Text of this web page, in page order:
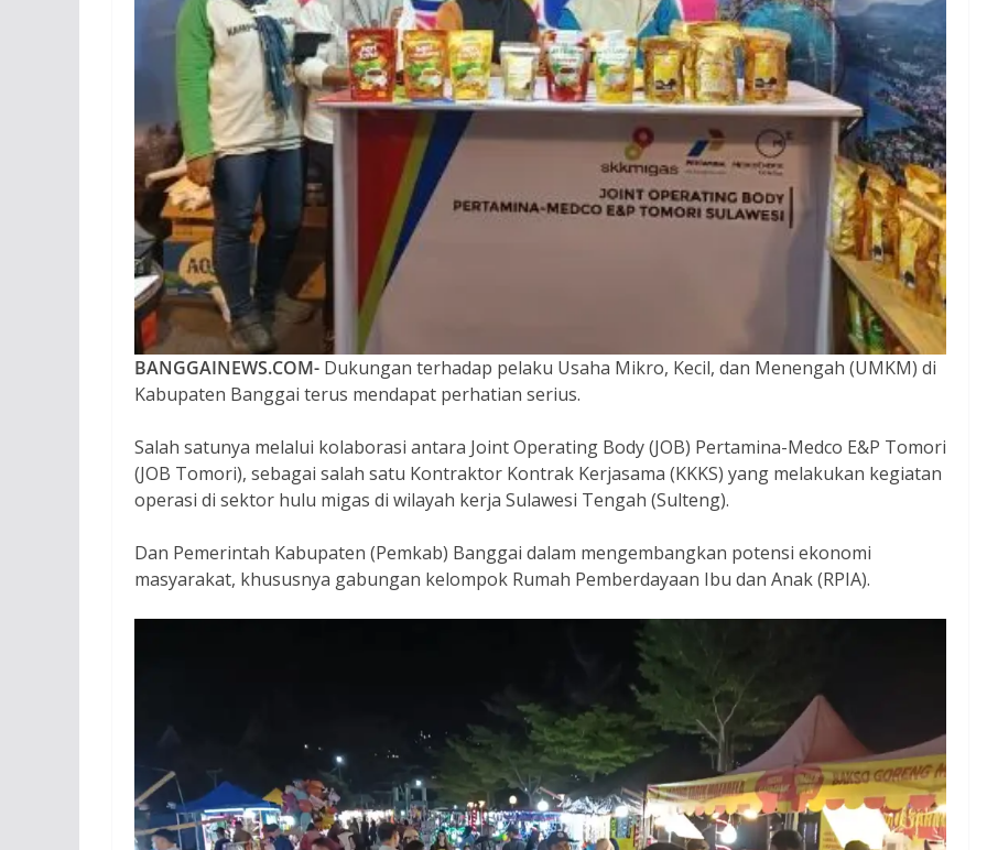
BANGGAINEWS.COM- Dukungan terhadap pelaku Usaha Mikro, Kecil, dan Menengah (UMKM) di
Kabupaten Banggai terus mendapat perhatian serius.
Salah satunya melalui kolaborasi antara Joint Operating Body (JOB) Pertamina-Medco E&P Tomori
(JOB Tomori), sebagai salah satu Kontraktor Kontrak Kerjasama (KKKS) yang melakukan kegiatan
operasi di sektor hulu migas di wilayah kerja Sulawesi Tengah (Sulteng).
Dan Pemerintah Kabupaten (Pemkab) Banggai dalam mengembangkan potensi ekonomi
masyarakat, khususnya gabungan kelompok Rumah Pemberdayaan Ibu dan Anak (RPIA).